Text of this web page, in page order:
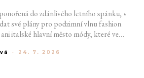
do zdánlivého letního spánku, v
své plány pro podzimní vlnu fashion
italské hlavní město módy, které ve
jména, pozornost však zaměří
- 24. 7. 2026